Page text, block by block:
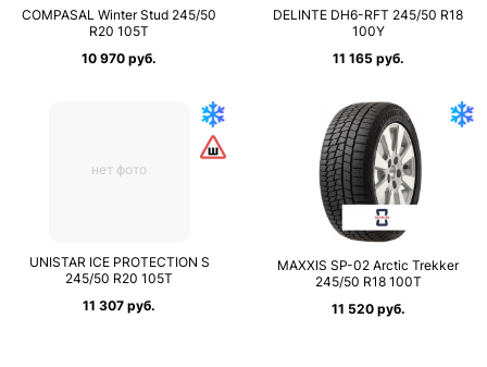
COMPASAL Winter Stud 245/50
R20 105T
10 970 руб.
DELINTE DH6-RFT 245/50 R18
100Y
11 165 руб.
нет фото
UNISTAR ICE PROTECTION S
245/50 R20 105T
11 307 руб.
MAXXIS SP-02 Arctic Trekker
245/50 R18 100T
11 520 руб.